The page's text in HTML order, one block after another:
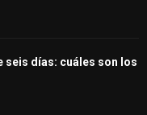
seis días: cuáles son los